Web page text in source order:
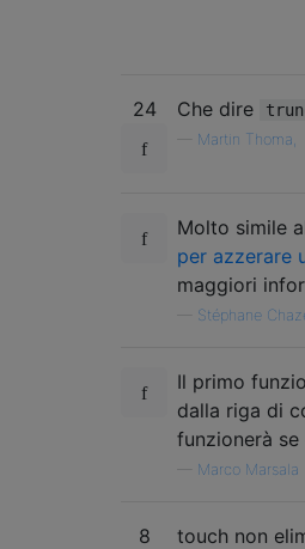
24 Che dire
Martin Thoma,
Molto simile
per azzerare
maggiori
Stéphane
Il primo
dalla riga di
funzionerà
Marco Marsala
8
touch non